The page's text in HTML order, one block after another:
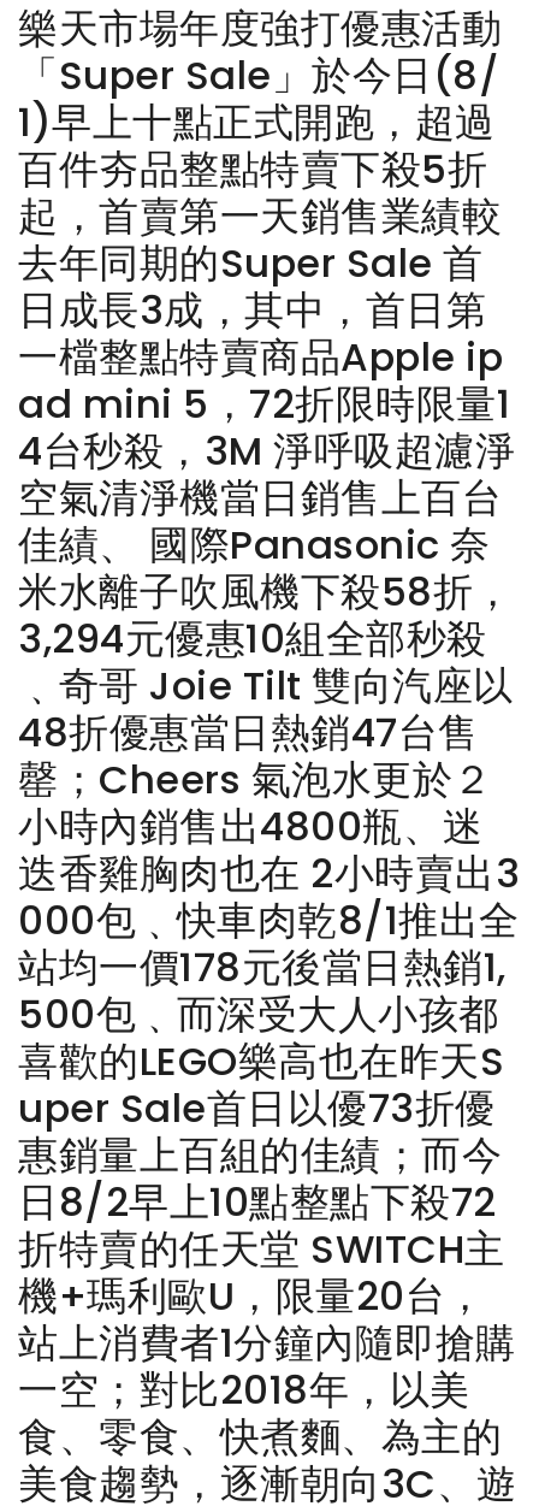
樂天市場年度強打優惠活動
「Super Sale」於今日(8/
1)早上十點正式開跑，超過
百件夯品整點特賣下殺5折
起，首賣第一天銷售業績較
去年同期的Super Sale 首
日成長3成，其中，首日第
一檔整點特賣商品Apple ip
ad mini 5，72折限時限量1
4台秒殺，3M 淨呼吸超濾淨
空氣清淨機當日銷售上百台
佳績、 國際Panasonic 奈
米水離子吹風機下殺58折，
3,294元優惠10組全部秒殺
﹑奇哥 Joie Tilt 雙向汽座以
48折優惠當日熱銷47台售
罄；Cheers 氣泡水更於２
小時內銷售出4800瓶、迷
迭香雞胸肉也在 2小時賣出3
000包﹑快車肉乾8/1推出全
站均一價178元後當日熱銷1,
500包﹑而深受大人小孩都
喜歡的LEGO樂高也在昨天S
uper Sale首日以優73折優
惠銷量上百組的佳績；而今
日8/2早上10點整點下殺72
折特賣的任天堂 SWITCH主
機+瑪利歐U，限量20台，
站上消費者1分鐘內隨即搶購
一空；對比2018年，以美
食、零食、快煮麵、為主的
美食趨勢，逐漸朝向3C、遊